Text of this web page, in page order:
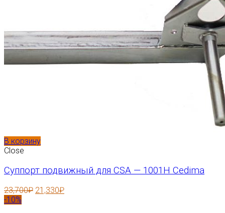
В корзину
Close
Суппорт подвижный для CSA — 1001H Cedima
23,700₽ 21,330₽
-10%